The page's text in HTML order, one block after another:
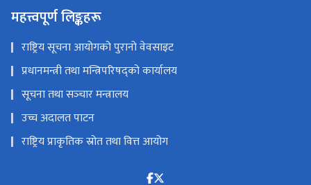
महत्त्वपूर्ण लिङ्कहरू
राष्ट्रिय सूचना आयोगको पुरानो वेवसाइट
प्रधानमन्त्री तथा मन्त्रिपरिषद्को कार्यालय
सूचना तथा सञ्‍चार मन्त्रालय
उच्च अदालत पाटन
राष्ट्रिय प्राकृतिक स्रोत तथा वित्त आयोग